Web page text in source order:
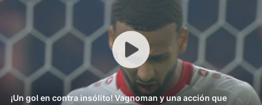
¡Un gol en contra insólito! Vagnoman y una acción que